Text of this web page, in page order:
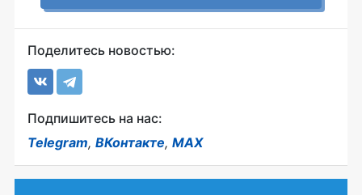
Поделитесь новостью:
Подпишитесь на нас:
Telegram, ВКонтакте, MAX